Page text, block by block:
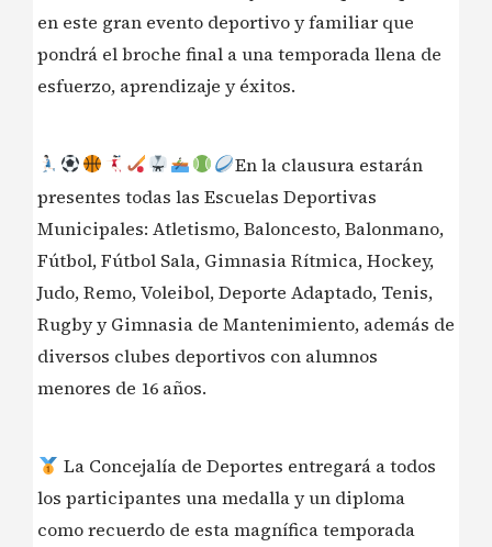
en este gran evento deportivo y familiar que
pondrá el broche final a una temporada llena de
esfuerzo, aprendizaje y éxitos.
En la clausura estarán
presentes todas las Escuelas Deportivas
Municipales: Atletismo, Baloncesto, Balonmano,
Fútbol, Fútbol Sala, Gimnasia Rítmica, Hockey,
Judo, Remo, Voleibol, Deporte Adaptado, Tenis,
Rugby y Gimnasia de Mantenimiento, además de
diversos clubes deportivos con alumnos
menores de 16 años.
La Concejalía de Deportes entregará a todos
los participantes una medalla y un diploma
como recuerdo de esta magnífica temporada